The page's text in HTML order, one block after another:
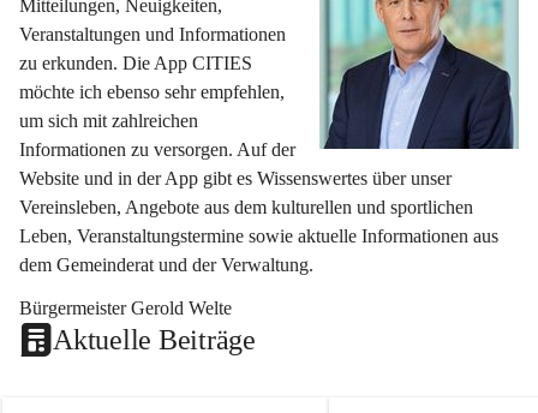
Mitteilungen, Neuigkeiten,
Veranstaltungen und Informationen
zu erkunden. Die App CITIES
möchte ich ebenso sehr empfehlen,
um sich mit zahlreichen
Informationen zu versorgen. Auf der
Website und in der App gibt es Wissenswertes über unser
Vereinsleben, Angebote aus dem kulturellen und sportlichen
Leben, Veranstaltungstermine sowie aktuelle Informationen aus
dem Gemeinderat und der Verwaltung.
Bürgermeister Gerold Welte
Aktuelle Beiträge